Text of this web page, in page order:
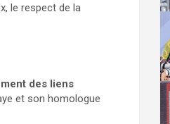
le respect de la
des liens
et son homologue